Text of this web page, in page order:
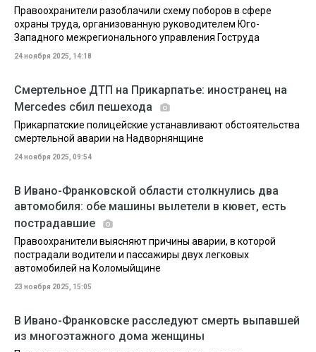
Правоохранители разоблачили схему поборов в сфере
охраны труда, организованную руководителем Юго-
Западного межрегионального управления Гоструда
24 ноября 2025, 14:18
Смертельное ДТП на Прикарпатье: иностранец на
Mercedes сбил пешехода
Прикарпатские полицейские устанавливают обстоятельства
смертельной аварии на Надворнянщине
24 ноября 2025, 09:54
В Ивано-Франковской области столкнулись два
автомобиля: обе машины вылетели в кювет, есть
пострадавшие
Правоохранители выясняют причины аварии, в которой
пострадали водители и пассажиры двух легковых
автомобилей на Коломыйщине
23 ноября 2025, 15:05
В Ивано-Франковске расследуют смерть выпавшей
из многоэтажного дома женщины